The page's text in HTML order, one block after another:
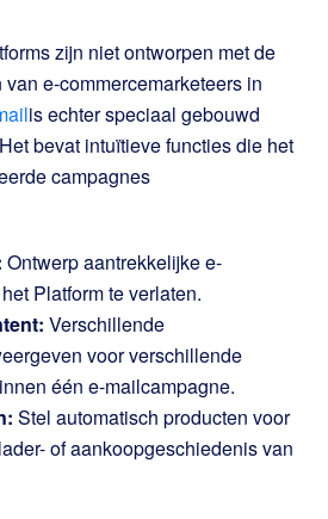
zijn niet ontworpen met de
e-commercemarketeers in
is echter speciaal gebouwd
bevat intuïtieve functies die het
campagnes
Ontwerp aantrekkelijke e-
Platform te verlaten.
Verschillende
voor verschillende
één e-mailcampagne.
Stel automatisch producten voor
of aankoopgeschiedenis van